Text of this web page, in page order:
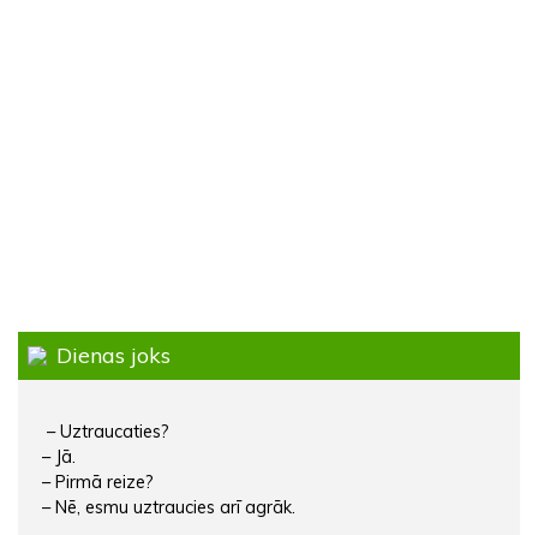
Dienas joks
– Uztraucaties?
– Jā.
– Pirmā reize?
– Nē, esmu uztraucies arī agrāk.